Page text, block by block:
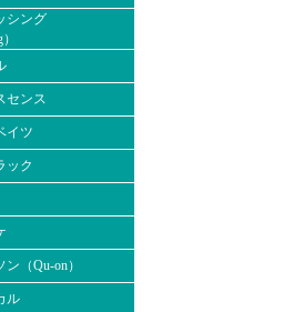
シング
センス
イツ
ック
ン（Qu-on）
ル